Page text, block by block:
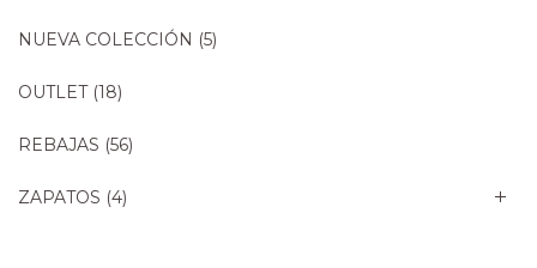
NUEVA COLECCIÓN (5)
OUTLET (18)
REBAJAS (56)
ZAPATOS (4)